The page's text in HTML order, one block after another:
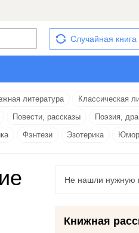
Случайная книга
литература Классическая
Повести, рассказы Поэзия,
Фэнтези Эзотерика Юмор
Не нашли нужную
Книжная